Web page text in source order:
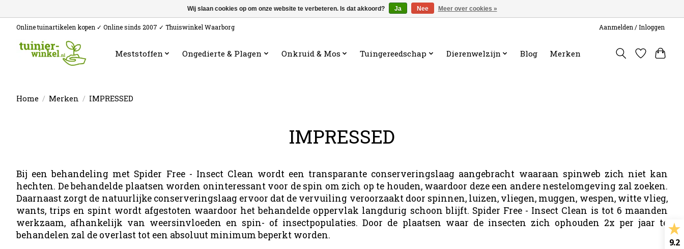
Online tuinartikelen kopen ✓ Online sinds 2007 ✓ Thuiswinkel Waarborg Aanmelden / Inloggen
Meststoffen Ongedierte & Plagen Onkruid & Mos Tuingereedschap Dierenwelzijn Blog Merken
Home / Merken / IMPRESSED
IMPRESSED
Bij een behandeling met Spider Free - Insect Clean wordt een transparante conserveringslaag aangebracht waaraan spinweb zich niet kan
hechten. De behandelde plaatsen worden oninteressant voor de spin om zich op te houden, waardoor deze een andere nestelomgeving zal zoeken.
Daarnaast zorgt de natuurlijke conserveringslaag ervoor dat de vervuiling veroorzaakt door spinnen, luizen, vliegen, muggen, wespen, witte vlieg,
wants, trips en spint wordt afgestoten waardoor het behandelde oppervlak langdurig schoon blijft. Spider Free - Insect Clean is tot 6 maanden
werkzaam, afhankelijk van weersinvloeden en spin- of insectpopulaties. Door de plaatsen waar de insecten zich ophouden 2x per jaar te
behandelen zal de overlast tot een absoluut minimum beperkt worden.
9.2
Wij slaan cookies op om onze website te verbeteren. Is dat akkoord? Ja Nee Meer over cookies »